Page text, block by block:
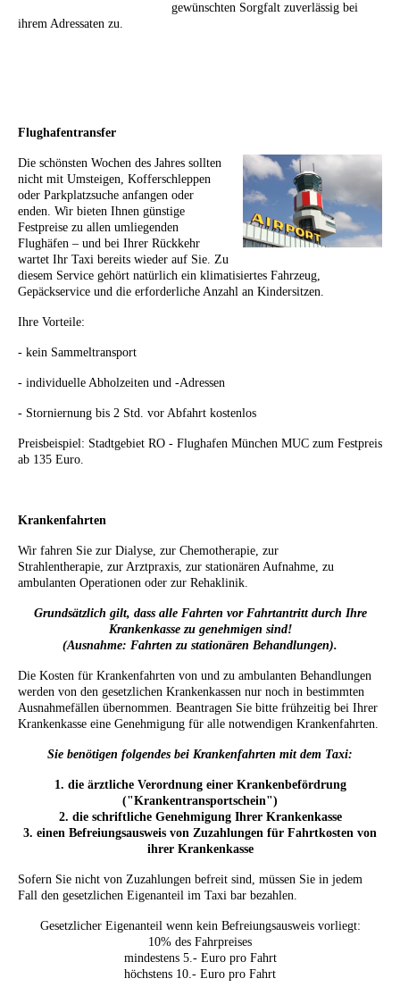
gewünschten Sorgfalt zuverlässig bei
ihrem Adressaten zu.
Flughafentransfer
Die schönsten Wochen des Jahres sollten
nicht mit Umsteigen, Kofferschleppen
oder Parkplatzsuche anfangen oder
enden. Wir bieten Ihnen günstige
Festpreise zu allen umliegenden
Flughäfen – und bei Ihrer Rückkehr
wartet Ihr Taxi bereits wieder auf Sie. Zu
diesem Service gehört natürlich ein klimatisiertes Fahrzeug,
Gepäckservice und die erforderliche Anzahl an Kindersitzen.
Ihre Vorteile:
- kein Sammeltransport
- individuelle Abholzeiten und -Adressen
- Storniernung bis 2 Std. vor Abfahrt kostenlos
Preisbeispiel: Stadtgebiet RO - Flughafen München MUC zum Festpreis
ab 135 Euro.
Krankenfahrten
Wir fahren Sie zur Dialyse, zur Chemotherapie, zur
Strahlentherapie, zur Arztpraxis, zur stationären Aufnahme, zu
ambulanten Operationen oder zur Rehaklinik.
Grundsätzlich gilt, dass alle Fahrten vor Fahrtantritt durch Ihre
Krankenkasse zu genehmigen sind!
(Ausnahme: Fahrten zu stationären Behandlungen).
Die Kosten für Krankenfahrten von und zu ambulanten Behandlungen
werden von den gesetzlichen Krankenkassen nur noch in bestimmten
Ausnahmefällen übernommen. Beantragen Sie bitte frühzeitig bei Ihrer
Krankenkasse eine Genehmigung für alle notwendigen Krankenfahrten.
Sie benötigen folgendes bei Krankenfahrten mit dem Taxi:
1. die ärztliche Verordnung einer Krankenbefördrung
("Krankentransportschein")
2. die schriftliche Genehmigung Ihrer Krankenkasse
3. einen Befreiungsausweis von Zuzahlungen für Fahrtkosten von
ihrer Krankenkasse
Sofern Sie nicht von Zuzahlungen befreit sind, müssen Sie in jedem
Fall den gesetzlichen Eigenanteil im Taxi bar bezahlen.
Gesetzlicher Eigenanteil wenn kein Befreiungsausweis vorliegt:
10% des Fahrpreises
mindestens 5.- Euro pro Fahrt
höchstens 10.- Euro pro Fahrt